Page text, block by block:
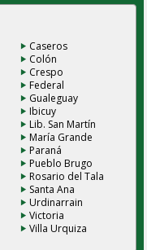
Caseros
Colón
Crespo
Federal
Gualeguay
Ibicuy
Lib. San Martín
María Grande
Paraná
Pueblo Brugo
Rosario del Tala
Santa Ana
Urdinarrain
Victoria
Villa Urquiza